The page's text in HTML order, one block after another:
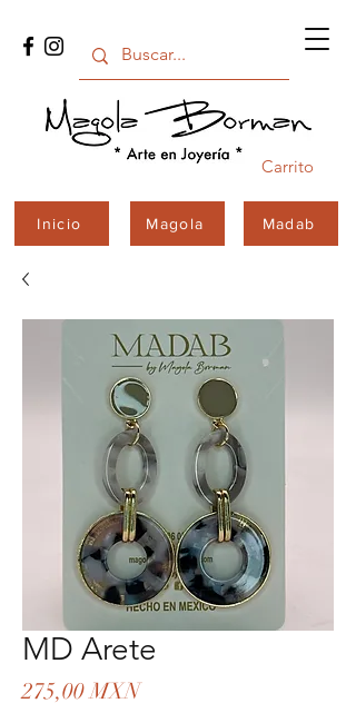
Carrito
Inicio Magola Madab
MD Arete
275,00 MXNPrecio